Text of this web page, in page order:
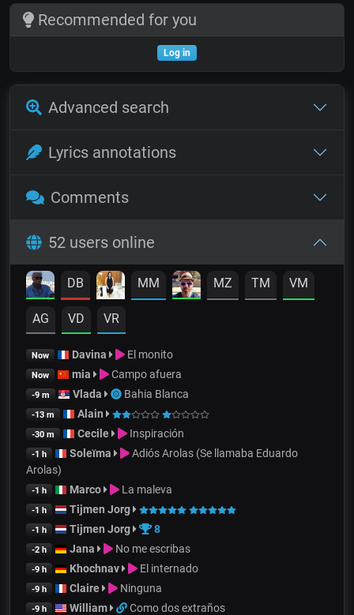
Recommended for you
Log in
Advanced search
Lyrics annotations
Comments
52 users online
DB MM MZ TM VM
AG VD VR
Now Davina El monito
Now mia Campo afuera
-9 m Vlada Bahia Blanca
-13 m Alain
-30 m Cecile Inspiración
-1 h Soleïma
Adiós Arolas (Se llamaba Eduardo
Arolas)
-1 h Marco La maleva
-1 h Tijmen Jorg
-1 h Tijmen Jorg 8
-2 h Jana No me escribas
-9 h Khochnav El internado
-9 h Claire Ninguna
-9 h William Como dos extraños